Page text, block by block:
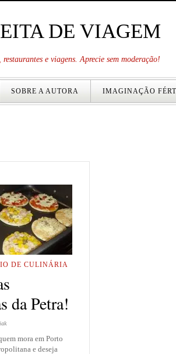
DE VIAGEM
e viagens. Aprecie sem moderação!
SOBRE A AUTORA IMAGINAÇÃO
DE CULINÁRIA
da Petra!
mora em Porto
e deseja